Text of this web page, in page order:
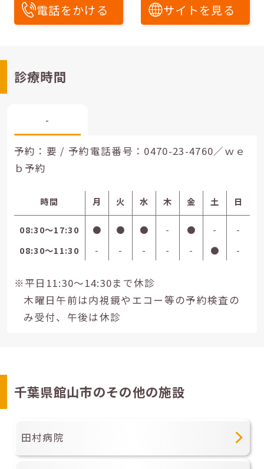
電話をかける サイトを見る
診療時間
-
予約：要 / 予約電話番号： 0470-23-4760／ｗｅ
ｂ予約
時間 月 火 水 木 金 土 日
08:30〜17:30 ● ● ● - ● -
-
08:30〜11:30
- - - - - ● -
※平日11:30～14:30まで休診
木曜日午前は内視鏡やエコー等の予約検査の
み受付、午後は休診
千葉県館山市のその他の施設
田村病院